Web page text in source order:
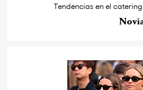
Tendencias en el